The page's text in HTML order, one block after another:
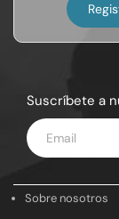
Suscríbete a
Introduce
tu
Sobre nosotros